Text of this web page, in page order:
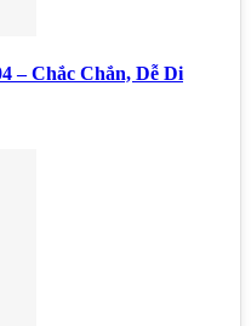
– Chắc Chắn, Dễ Di